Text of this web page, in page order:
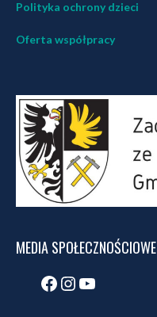
Polityka ochrony dzieci
Oferta współpracy
MEDIA SPOŁECZNOŚCIOWE
Facebook
Instagram
YouTube